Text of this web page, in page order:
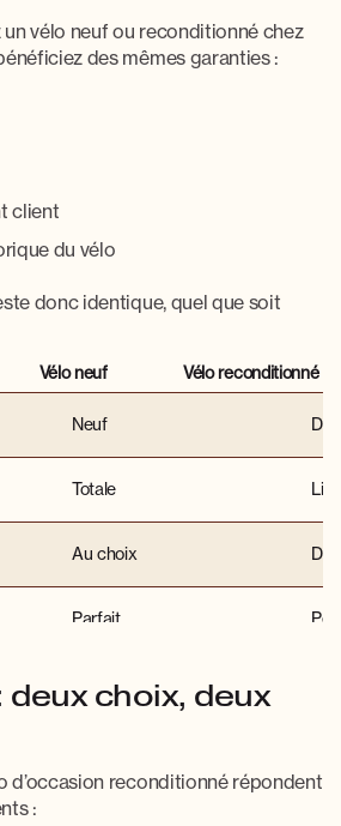
vélo neuf ou reconditionné chez
des mêmes garanties :
client
du vélo
donc identique, quel que soit
Vélo neuf Vélo reconditionné
Neuf
Totale
Au choix
Parfait
Élevée
deux choix, deux
d’occasion reconditionné répondent
: